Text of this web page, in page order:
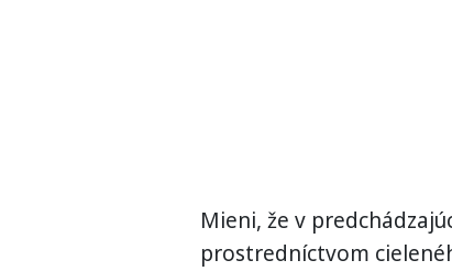
Mieni, že v
prostredníctvom